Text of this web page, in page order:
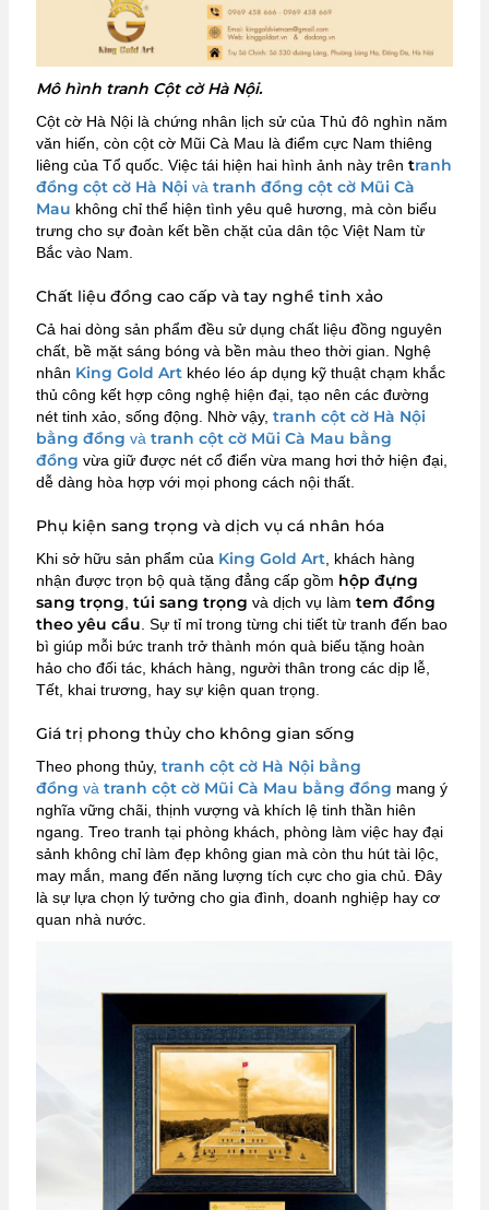
Mô hình tranh Cột cờ Hà Nội.
Cột cờ Hà Nội là chứng nhân lịch sử của Thủ đô nghìn năm
văn hiến, còn cột cờ Mũi Cà Mau là điểm cực Nam thiêng
liêng của Tổ quốc. Việc tái hiện hai hình ảnh này trên tranh
đồng cột cờ Hà Nội và tranh đồng cột cờ Mũi Cà
Mau không chỉ thể hiện tình yêu quê hương, mà còn biểu
trưng cho sự đoàn kết bền chặt của dân tộc Việt Nam từ
Bắc vào Nam.
Chất liệu đồng cao cấp và tay nghề tinh xảo
Cả hai dòng sản phẩm đều sử dụng chất liệu đồng nguyên
chất, bề mặt sáng bóng và bền màu theo thời gian. Nghệ
nhân King Gold Art khéo léo áp dụng kỹ thuật chạm khắc
thủ công kết hợp công nghệ hiện đại, tạo nên các đường
nét tinh xảo, sống động. Nhờ vậy, tranh cột cờ Hà Nội
bằng đồng và tranh cột cờ Mũi Cà Mau bằng
đồng vừa giữ được nét cổ điển vừa mang hơi thở hiện đại,
dễ dàng hòa hợp với mọi phong cách nội thất.
Phụ kiện sang trọng và dịch vụ cá nhân hóa
Khi sở hữu sản phẩm của King Gold Art , khách hàng
nhận được trọn bộ quà tặng đẳng cấp gồm hộp đựng
sang trọng túi sang trọng và dịch vụ làm tem đồng
theo yêu cầu . Sự tỉ mỉ trong từng chi tiết từ tranh đến bao
bì giúp mỗi bức tranh trở thành món quà biếu tặng hoàn
hảo cho đối tác, khách hàng, người thân trong các dịp lễ,
Tết, khai trương, hay sự kiện quan trọng.
Giá trị phong thủy cho không gian sống
Theo phong thủy, tranh cột cờ Hà Nội bằng
đồng và tranh cột cờ Mũi Cà Mau bằng đồng mang ý
nghĩa vững chãi, thịnh vượng và khích lệ tinh thần hiên
ngang. Treo tranh tại phòng khách, phòng làm việc hay đại
sảnh không chỉ làm đẹp không gian mà còn thu hút tài lộc,
may mắn, mang đến năng lượng tích cực cho gia chủ. Đây
là sự lựa chọn lý tưởng cho gia đình, doanh nghiệp hay cơ
quan nhà nước.